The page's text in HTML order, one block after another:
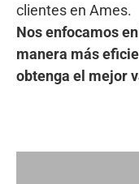
clientes en Ames.
Nos enfocamos
manera más
obtenga el mejor